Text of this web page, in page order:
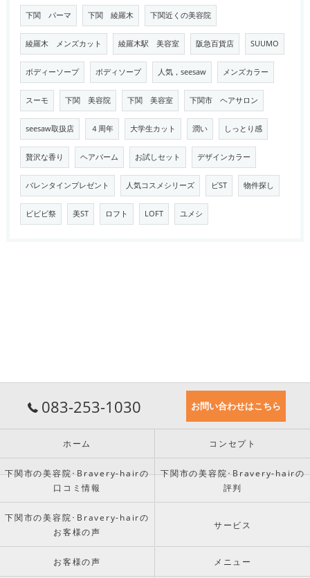
下関 パーマ 下関 綾羅木 下関近くの美容院
綾羅木 メンズカット 綾羅木駅 美容室 阪急百貨店 SUUMO
ボディーソープ ボディソープ 人気，seesaw メンズカラー
スーモ 下関 美容院 下関 美容室 下関市 ヘアサロン
seesaw取扱店 ４周年 大学生カット 潤い しっとり感
贅沢な香り ヘアバーム お試しセット デザインカラー
バレンタインプレゼント 人気コスメシリーズ ビST 物件探し
ビビビ祭 美ST ロフト LOFT ユメシ
083-253-1030 お問い合わせはこちら
ホーム コンセプト
下関市の美容院･Bravery-hairの
口コミ情報
下関市の美容院･Bravery-hairの
評判
下関市の美容院･Bravery-hairの
お客様の声
サービス
お客様の声 メニュー